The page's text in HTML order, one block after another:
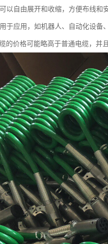
以自由展开和收缩，方便布线和
于应用，如机器人、自动化设备
的价格可能略高于普通电缆，并